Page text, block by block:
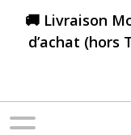
🚚 Livraison
d’achat (hors
Fermer
Tous
les
produits